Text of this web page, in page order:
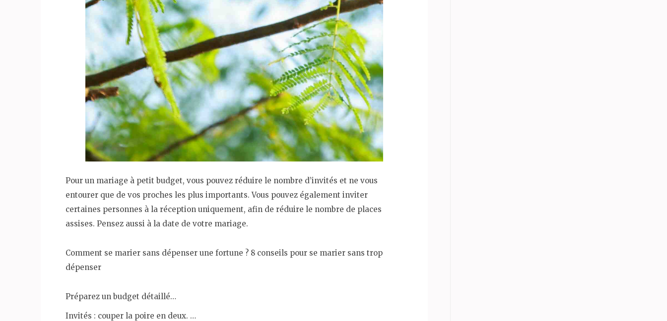
Pour un mariage à petit budget, vous pouvez réduire le nombre d’invités et ne vous
entourer que de vos proches les plus importants. Vous pouvez également inviter
certaines personnes à la réception uniquement, afin de réduire le nombre de places
assises. Pensez aussi à la date de votre mariage.
Comment se marier sans dépenser une fortune ? 8 conseils pour se marier sans trop
dépenser
Préparez un budget détaillé…
Invités : couper la poire en deux. …